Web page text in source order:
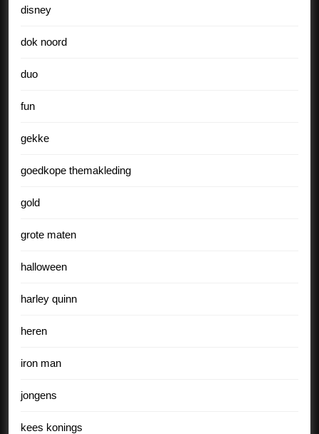
disney
dok noord
duo
fun
gekke
goedkope themakleding
gold
grote maten
halloween
harley quinn
heren
iron man
jongens
kees konings